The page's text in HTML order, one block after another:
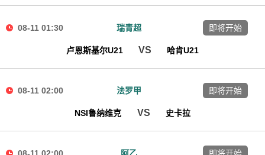
08-11 01:30 瑞青超
卢恩斯基尔U21 VS 哈肯U21
即将开始
08-11 02:00 法罗甲
NSI鲁纳维克 VS 史卡拉
即将开始